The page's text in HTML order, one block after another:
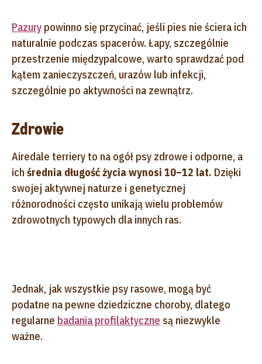
Pazury powinno się przycinać, jeśli pies nie ściera ich
naturalnie podczas spacerów. Łapy, szczególnie
przestrzenie międzypalcowe, warto sprawdzać pod
kątem zanieczyszczeń, urazów lub infekcji,
szczególnie po aktywności na zewnątrz.
Zdrowie
Airedale terriery to na ogół psy zdrowe i odporne, a
ich średnia długość życia wynosi 10–12 lat. Dzięki
swojej aktywnej naturze i genetycznej
różnorodności często unikają wielu problemów
zdrowotnych typowych dla innych ras.
Jednak, jak wszystkie psy rasowe, mogą być
podatne na pewne dziedziczne choroby, dlatego
regularne badania profilaktyczne są niezwykle
ważne.